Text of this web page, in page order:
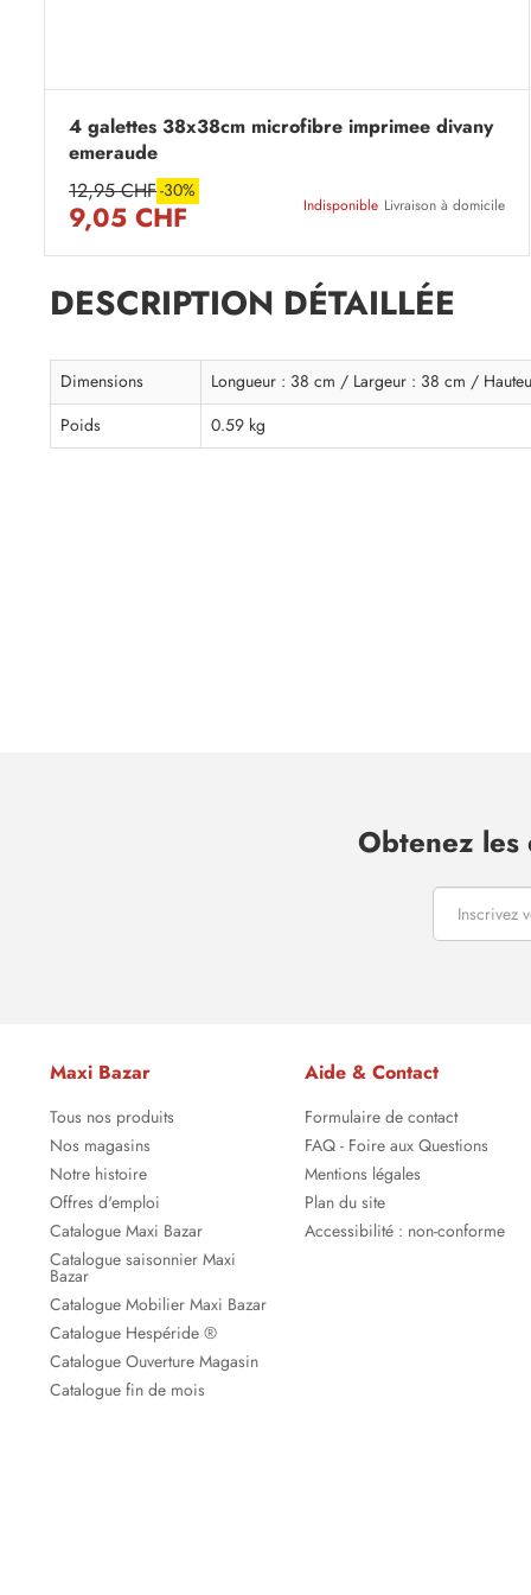
4 galettes 38x38cm microfibre imprimee divany
emeraude
12,95 CHF-30%
9,05 CHF Indisponible Livraison à domicile
DESCRIPTION DÉTAILLÉE
Dimensions
Longueur : 38 cm / Largeur : 38 cm /
Poids
0.59 kg
Obtenez les
Maxi Bazar
Tous nos produits
Nos magasins
Notre histoire
Offres d'emploi
Catalogue Maxi Bazar
Catalogue saisonnier Maxi
Bazar
Catalogue Mobilier Maxi Bazar
Catalogue Hespéride ®
Catalogue Ouverture Magasin
Catalogue fin de mois
Aide & Contact
Formulaire de contact
FAQ - Foire aux Questions
Mentions légales
Plan du site
Accessibilité : non-conforme